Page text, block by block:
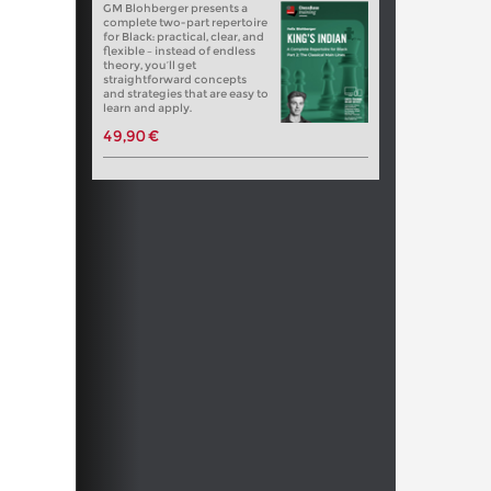
GM Blohberger presents a
complete two-part repertoire
for Black: practical, clear, and
flexible – instead of endless
theory, you’ll get
straightforward concepts
and strategies that are easy to
learn and apply.
49,90 €